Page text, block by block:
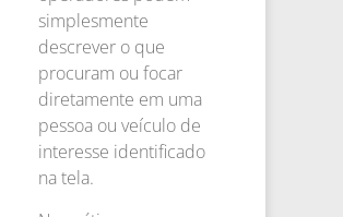
simplesmente
descrever o que
procuram ou focar
diretamente em uma
pessoa ou veículo de
interesse identificado
na tela.